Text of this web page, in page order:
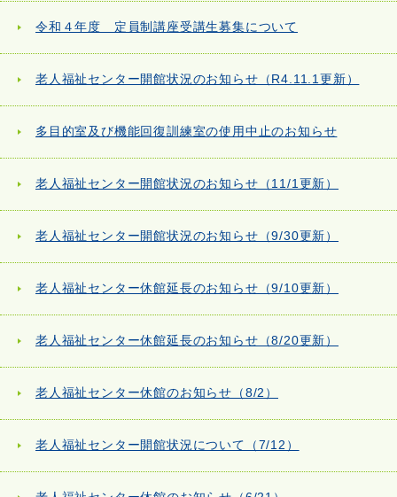
令和４年度 定員制講座受講生募集について
老人福祉センター開館状況のお知らせ（R4.11.1更新）
多目的室及び機能回復訓練室の使用中止のお知らせ
老人福祉センター開館状況のお知らせ（11/1更新）
老人福祉センター開館状況のお知らせ（9/30更新）
老人福祉センター休館延長のお知らせ（9/10更新）
老人福祉センター休館延長のお知らせ（8/20更新）
老人福祉センター休館のお知らせ（8/2）
老人福祉センター開館状況について（7/12）